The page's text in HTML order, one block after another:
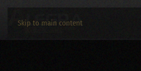
Skip to main content